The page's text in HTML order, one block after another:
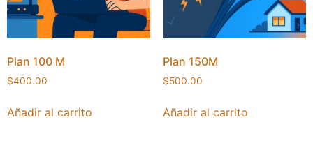
Plan 100 M
$400.00
Añadir al carrito
Plan 150M
$500.00
Añadir al carrito